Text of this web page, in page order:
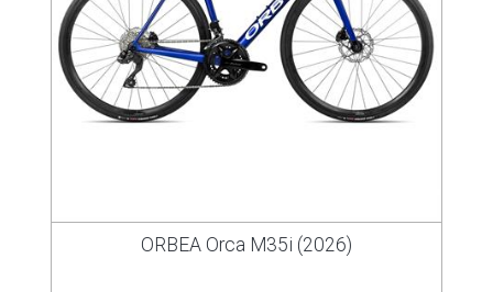
ORBEA Orca M35i (2026)